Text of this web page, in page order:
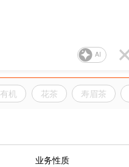
AI
有机 花茶 寿眉茶
业务性质